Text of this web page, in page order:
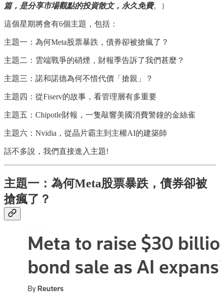
篇，是分享市場觀點的投資散文，永久免費。 ）
這個星期將會有6個主題，包括：
主題一：為何Meta股票暴跌，債券卻被搶瘋了？
主題二：雲端戰爭的硝煙，財報季告訴了我們甚麼？
主題三：諾和諾德為何不惜代價「搶親」？
主題四：從Fiserv的故事，看管理層有多重要
主題五：Chipotle財報，一隻敲響美國消費警鐘的金絲雀
主題六：Nvidia，從晶片霸主到主權AI的建築師
話不多說，我們直接進入主題!
主題一：為何Meta股票暴跌，債券卻被
搶瘋了？